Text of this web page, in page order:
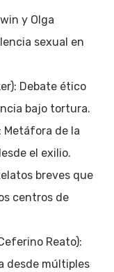
y Olga
sexual en
Debate ético
bajo tortura.
Metáfora de la
el exilio.
breves que
centros de
Reato):
desde múltiples